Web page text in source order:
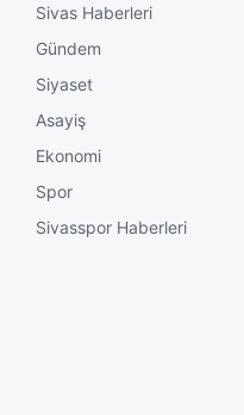
Sivas Haberleri
Gündem
Siyaset
Asayiş
Ekonomi
Spor
Sivasspor Haberleri